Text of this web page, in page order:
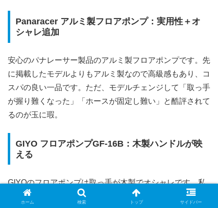
Panaracer アルミ製フロアポンプ：実用性＋オ
シャレ追加
安心のパナレーサー製品のアルミ製フロアポンプです。先
に掲載したモデルよりもアルミ製なので高級感もあり、コ
スパの良い一品です。ただ、モデルチェンジして「取っ手
が握り難くなった」「ホースが固定し難い」と酷評されて
るのが玉に瑕。
GIYO フロアポンプGF-16B：木製ハンドルが映
える
GIYOのフロアポンプは取っ手が木製でオシャレです。私
も壊れるまでGIYOのフロアポンプを使っていました。室
ホーム 検索 トップ サイドバー